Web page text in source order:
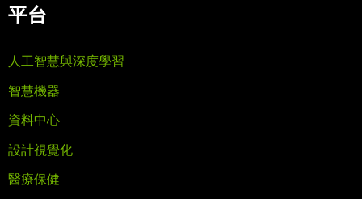
平台
人工智慧與深度學習
智慧機器
資料中心
設計視覺化
醫療保健